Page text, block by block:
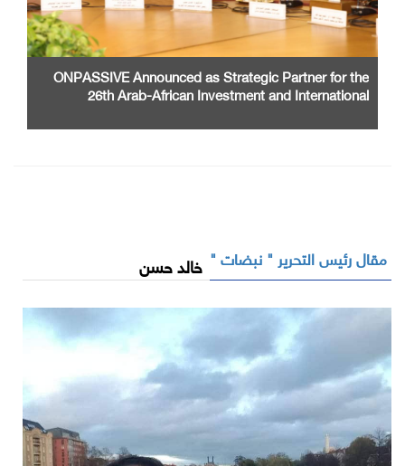
ONPASSIVE Announced as Strategic Partner for the
26th Arab-African Investment and International
مقال رئيس التحرير " نبضات " خالد حسن